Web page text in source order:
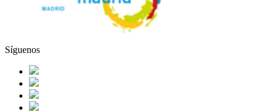
Síguenos